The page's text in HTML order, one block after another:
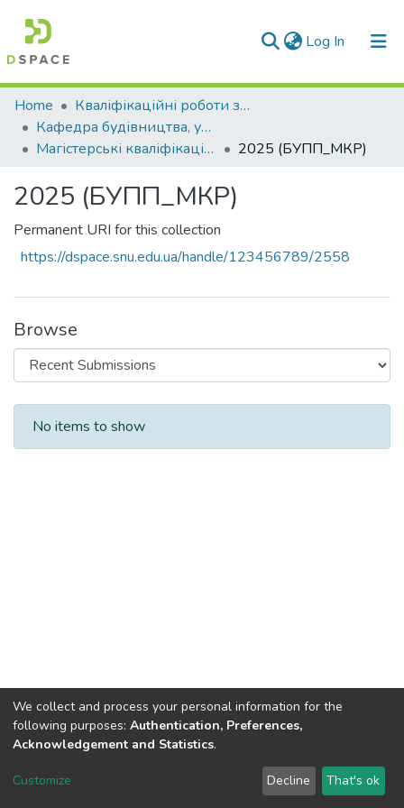
Log In (current)
Communities & Collections
All of DSpace
Home
Кваліфікаційні роботи здобувачів вищої освіти
Кафедра будівництва, урбаністики та просторового планування (БУПП)
Магістерські кваліфікаційні роботи
2025 (БУПП_МКР)
2025 (БУПП_МКР)
Permanent URI for this collection
https://dspace.snu.edu.ua/handle/123456789/2558
Browse
Recent Submissions
No items to show
Dspace & Volodymyr Dahl East Ukrainian National University
LYRASIS
Send Feedback
We collect and process your personal information for the
following purposes: Authentication, Preferences,
Acknowledgement and Statistics.
Customize Decline That's ok